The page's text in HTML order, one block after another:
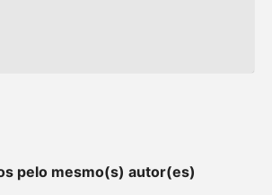
pelo mesmo(s) autor(es)